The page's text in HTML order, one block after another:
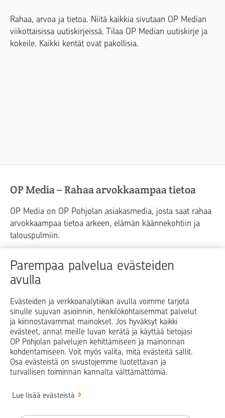
Parempaa palvelua evästeiden
avulla
Evästeiden ja verkkoanalytiikan avulla voimme tarjota
sinulle sujuvan asioinnin, henkilökohtaisemmat palvelut
ja kiinnostavammat mainokset. Jos hyväksyt kaikki
evästeet, annat meille luvan kerätä ja käyttää tietojasi
OP Pohjolan palvelujen kehittämiseen ja mainonnan
kohdentamiseen. Voit myös valita, mitä evästeitä sallit.
Osa evästeistä on sivustojemme luotettavan ja
turvallisen toiminnan kannalta välttämättömiä.
Lue lisää evästeistä
Rahaa, arvoa ja tietoa. Niitä kaikkia sivutaan OP Median
viikottaisissa uutiskirjeissä. Tilaa OP Median uutiskirje ja
kokeile. Kaikki kentät ovat pakollisia.
OP Media – Rahaa arvokkaampaa tietoa
OP Media on OP Pohjolan asiakasmedia, josta saat rahaa
arvokkaampaa tietoa arkeen, elämän käännekohtiin ja
talouspulmiin.
Raha Elämä
Yrityselämä
Blogit ja puheenvuorot
Op.fi OP Koti Pohjola Vahinkoapu
Facebook
X LinkedInInstagram